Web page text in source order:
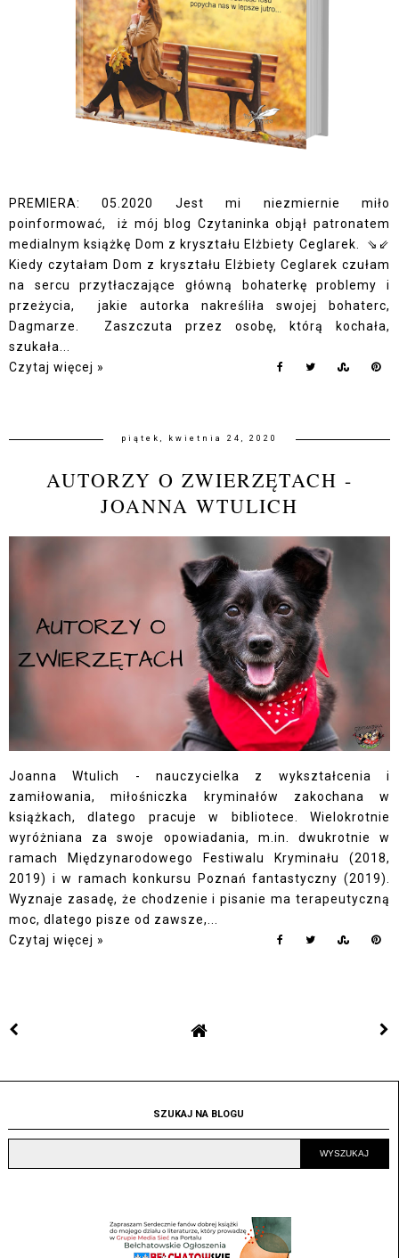
PREMIERA: 05.2020 Jest mi niezmiernie miło
poinformować, iż mój blog Czytaninka objął patronatem
medialnym książkę Dom z kryształu Elżbiety Ceglarek. ⇘⇙
Kiedy czytałam Dom z kryształu Elżbiety Ceglarek czułam
na sercu przytłaczające główną bohaterkę problemy i
przeżycia, jakie autorka nakreśliła swojej bohaterc,
Dagmarze. Zaszczuta przez osobę, którą kochała,
szukała...
Czytaj więcej »
piątek, kwietnia 24, 2020
AUTORZY O ZWIERZĘTACH -
JOANNA WTULICH
Joanna Wtulich - nauczycielka z wykształcenia i
zamiłowania, miłośniczka kryminałów zakochana w
książkach, dlatego pracuje w bibliotece. Wielokrotnie
wyróżniana za swoje opowiadania, m.in. dwukrotnie w
ramach Międzynarodowego Festiwalu Kryminału (2018,
2019) i w ramach konkursu Poznań fantastyczny (2019).
Wyznaje zasadę, że chodzenie i pisanie ma terapeutyczną
moc, dlatego pisze od zawsze,...
Czytaj więcej »
SZUKAJ NA BLOGU